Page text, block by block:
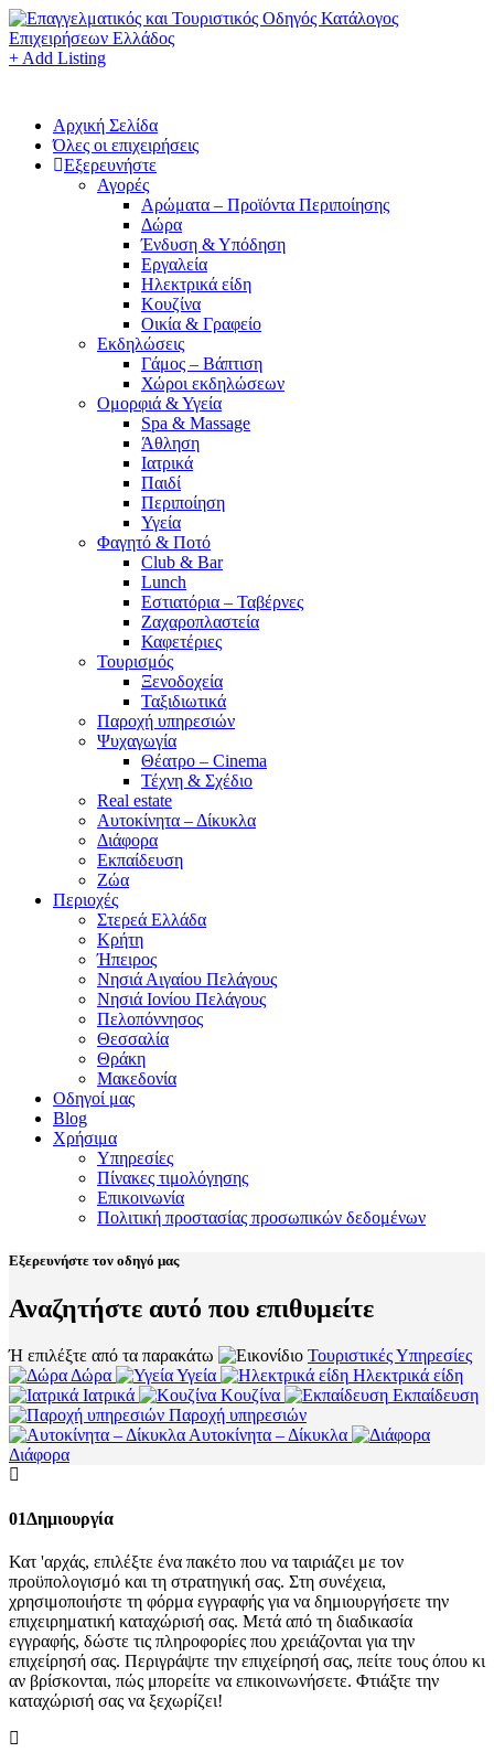
+ Add Listing
Αρχική Σελίδα
Όλες οι επιχειρήσεις
Εξερευνήστε
Αγορές
Αρώματα – Προϊόντα Περιποίησης
Δώρα
Ένδυση & Υπόδηση
Εργαλεία
Ηλεκτρικά είδη
Κουζίνα
Οικία & Γραφείο
Εκδηλώσεις
Γάμος – Βάπτιση
Χώροι εκδηλώσεων
Ομορφιά & Υγεία
Spa & Massage
Άθληση
Ιατρικά
Παιδί
Περιποίηση
Υγεία
Φαγητό & Ποτό
Club & Bar
Lunch
Εστιατόρια – Ταβέρνες
Ζαχαροπλαστεία
Καφετέριες
Τουρισμός
Ξενοδοχεία
Ταξιδιωτικά
Παροχή υπηρεσιών
Ψυχαγωγία
Θέατρο – Cinema
Τέχνη & Σχέδιο
Real estate
Αυτοκίνητα – Δίκυκλα
Διάφορα
Εκπαίδευση
Ζώα
Περιοχές
Στερεά Ελλάδα
Κρήτη
Ήπειρος
Νησιά Αιγαίου Πελάγους
Νησιά Ιονίου Πελάγους
Πελοπόννησος
Θεσσαλία
Θράκη
Μακεδονία
Οδηγοί μας
Blog
Χρήσιμα
Υπηρεσίες
Πίνακες τιμολόγησης
Επικοινωνία
Πολιτική προστασίας προσωπικών δεδομένων
Εξερευνήστε τον οδηγό μας
Αναζητήστε αυτό που επιθυμείτε
Ή επιλέξτε από τα παρακάτω
Τουριστικές Υπηρεσίες
Δώρα
Υγεία
Ηλεκτρικά είδη
Ιατρικά
Κουζίνα
Εκπαίδευση
Παροχή υπηρεσιών
Αυτοκίνητα – Δίκυκλα
Διάφορα
01Δημιουργία
Κατ 'αρχάς, επιλέξτε ένα πακέτο που να ταιριάζει με τον
προϋπολογισμό και τη στρατηγική σας. Στη συνέχεια,
χρησιμοποιήστε τη φόρμα εγγραφής για να δημιουργήσετε την
επιχειρηματική καταχώρισή σας. Μετά από τη διαδικασία
εγγραφής, δώστε τις πληροφορίες που χρειάζονται για την
επιχείρησή σας. Περιγράψτε την επιχείρησή σας, πείτε τους όπου κι
αν βρίσκονται, πώς μπορείτε να επικοινωνήσετε. Φτιάξτε την
καταχώρισή σας να ξεχωρίζει!